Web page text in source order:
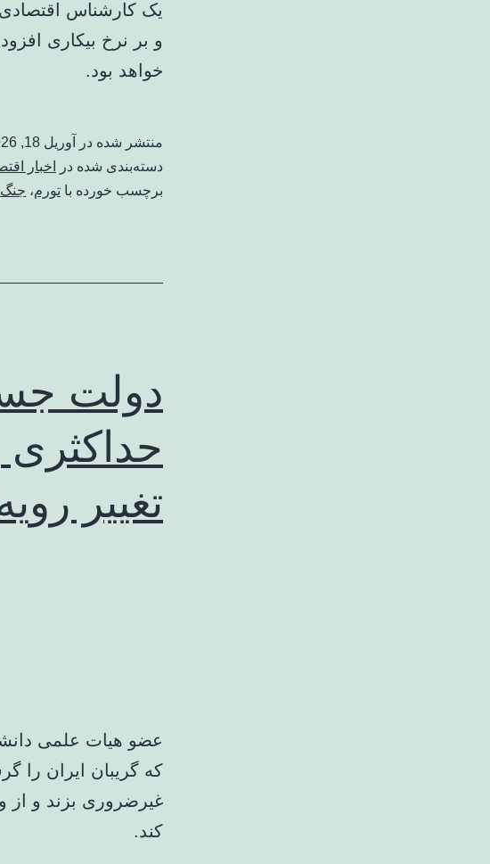
یک کارشناس
و بر نرخ بیکاری
خواهد بود.
منتشر شده در
آوریل 18, 2026
دسته‌بندی شده در
اخبار
برچسب خورده با تورم، جنگ
دولت
تغییر
عضو هیات علمی
که گریبان ایران را
غیرضروری بزند و از
کند.